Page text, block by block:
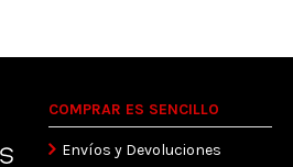
COMPRAR ES SENCILLO
Envíos y Devoluciones